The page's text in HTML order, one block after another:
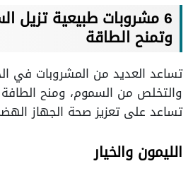
6 مشروبات طبيعية تزيل
وتمنح الطاقة
تساعد العديد من المشروبات في
والتخلص من السموم، ومنح
تساعد على تعزيز صحة الجهاز
الليمون والخيار